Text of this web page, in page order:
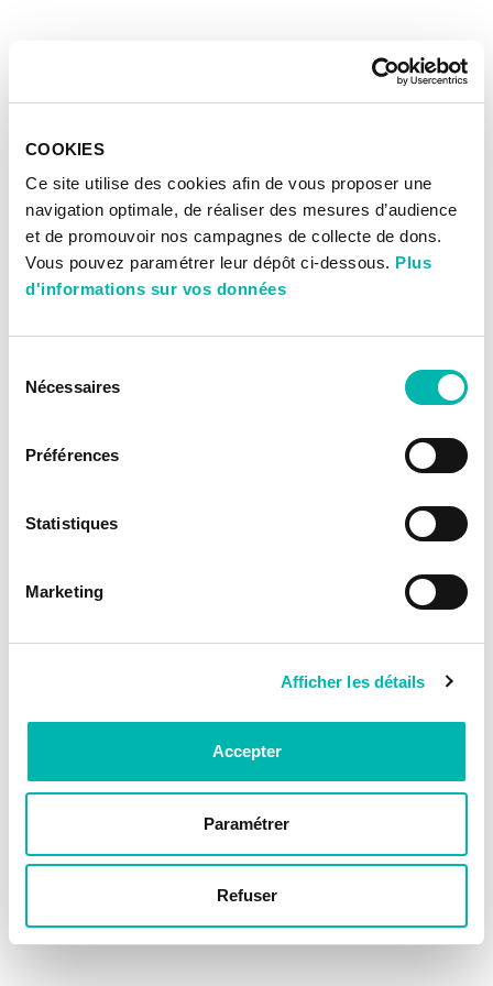
COOKIES
Ce site utilise des cookies afin de vous proposer une
navigation optimale, de réaliser des mesures d’audience
et de promouvoir nos campagnes de collecte de dons.
Vous pouvez paramétrer leur dépôt ci-dessous. Plus
d'informations sur vos données
Nécessaires
Préférences
Statistiques
Marketing
Afficher les détails
Accepter
Paramétrer
Refuser